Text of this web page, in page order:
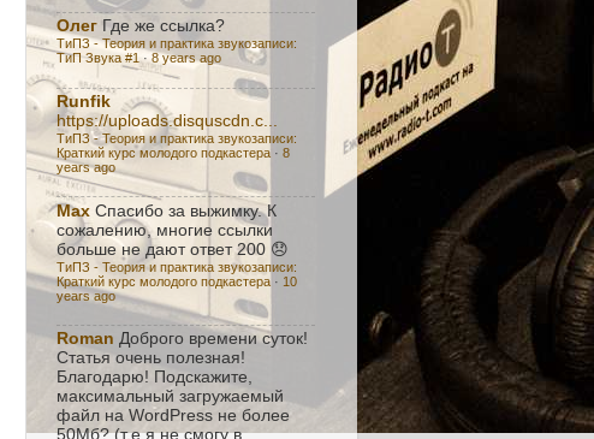
Олег Где же ссылка?
ТиПЗ - Теория и практика звукозаписи:
TиП Звука #1 · 8 years ago
Runfik
https://uploads.disquscdn.c...
ТиПЗ - Теория и практика звукозаписи:
Краткий курс молодого подкастера · 8
years ago
Max Спасибо за выжимку. К
сожалению, многие ссылки
больше не дают ответ 200 😞
ТиПЗ - Теория и практика звукозаписи:
Краткий курс молодого подкастера · 10
years ago
Roman Доброго времени суток!
Статья очень полезная!
Благодарю! Подскажите,
максимальный загружаемый
файл на WordPress не более
50Мб? (т.е я не смогу в